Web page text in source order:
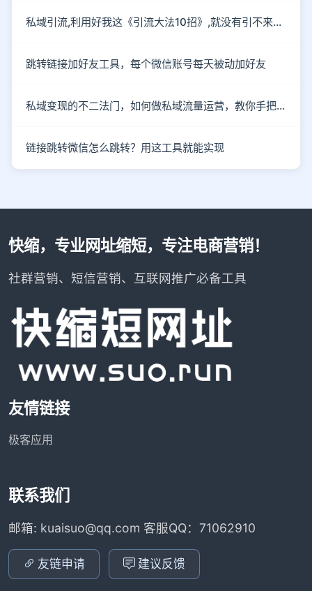
私域引流,利用好我这《引流大法10招》,就没有引不来的流量!
跳转链接加好友工具，每个微信账号每天被动加好友
私域变现的不二法门，如何做私域流量运营，教你手把手入行
链接跳转微信怎么跳转？用这工具就能实现
快缩，专业网址缩短，专注电商营销！
社群营销、短信营销、互联网推广必备工具
友情链接
极客应用
联系我们
邮箱: kuaisuo@qq.com 客服QQ：71062910
友链申请 建议反馈